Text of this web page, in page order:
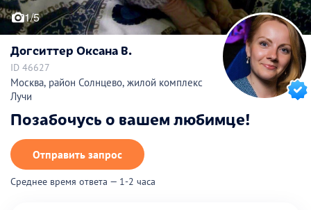
1/5
Догситтер Оксана В.
ID 46627
Москва, район Солнцево, жилой комплекс
Лучи
Позабочусь о вашем любимце!
Отправить запрос
Среднее время ответа — 1-2 часа